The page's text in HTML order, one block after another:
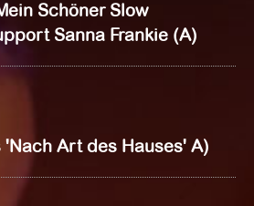
Schöner Slow
Sanna Frankie (A)
Art des Hauses' A)